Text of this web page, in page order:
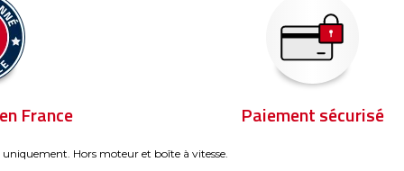
France Paiement sécurisé
Hors moteur et boîte à vitesse.